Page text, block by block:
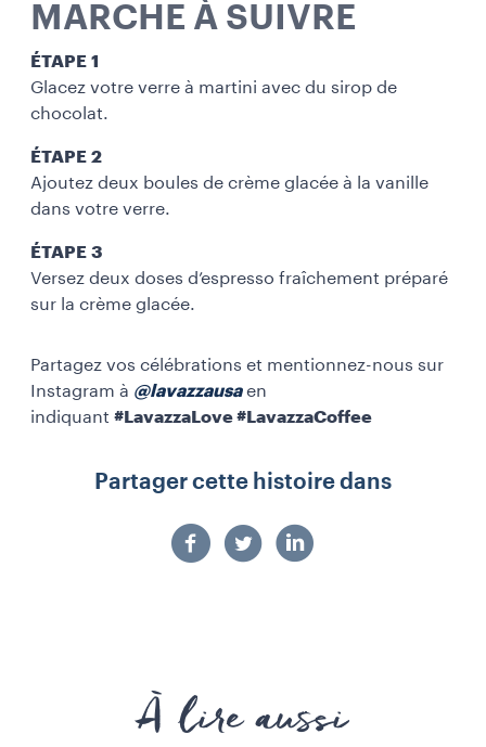
MARCHE À SUIVRE
ÉTAPE 1
Glacez votre verre à martini avec du sirop de
chocolat.
ÉTAPE 2
Ajoutez deux boules de crème glacée à la vanille
dans votre verre.
ÉTAPE 3
Versez deux doses d’espresso fraîchement préparé
sur la crème glacée.
Partagez vos célébrations et mentionnez-nous sur
Instagram à @lavazzausaen
indiquant #LavazzaLove #LavazzaCoffee
Partager cette histoire dans
À lire aussi